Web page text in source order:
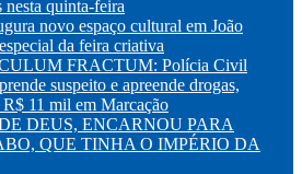
nesta quinta-feira
novo espaço cultural em João
da feira criativa
FRACTUM: Polícia Civil
suspeito e apreende drogas,
11 mil em Marcação
DEUS, ENCARNOU PARA
QUE TINHA O IMPÉRIO DA